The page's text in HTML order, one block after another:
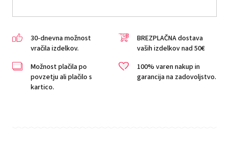
30-dnevna možnost
vračila izdelkov.
BREZPLAČNA dostava
vaših izdelkov nad 50€
Možnost plačila po
povzetju ali plačilo s
kartico.
100% varen nakup in
garancija na zadovoljstvo.